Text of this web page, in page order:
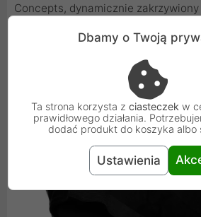
Concepts, dynamicznie zakrzywiony
łatwo i precyzyjnie przymocowana
gamingowego za pomocą
Dbamy o Twoją
Ta strona korzysta z ciasteczek w
prawidłowego działania.
dodać produkt do koszyka albo
Ustawienia